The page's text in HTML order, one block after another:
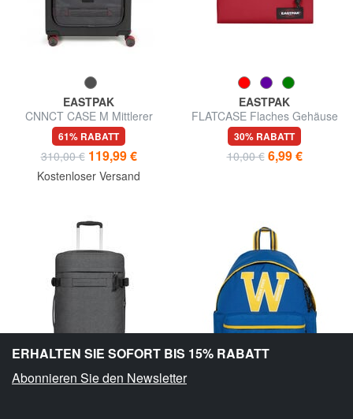
EASTPAK
CNNCT CASE M Mittlerer
Trolley
61% RABATT
310,00 € 119,99 €
Kostenloser Versand
EASTPAK
FLATCASE Flaches Gehäuse
30% RABATT
10,00 € 6,99 €
ERHALTEN SIE SOFORT BIS 15% RABATT
Abonnieren Sie den Newsletter